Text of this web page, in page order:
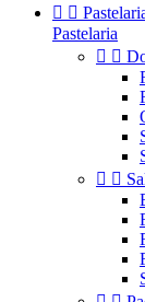
 
Pastelaria
 
 